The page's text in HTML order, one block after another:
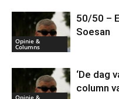
Opinie &
Columns
50/50 –
Soesan
Opinie &
‘De dag
column